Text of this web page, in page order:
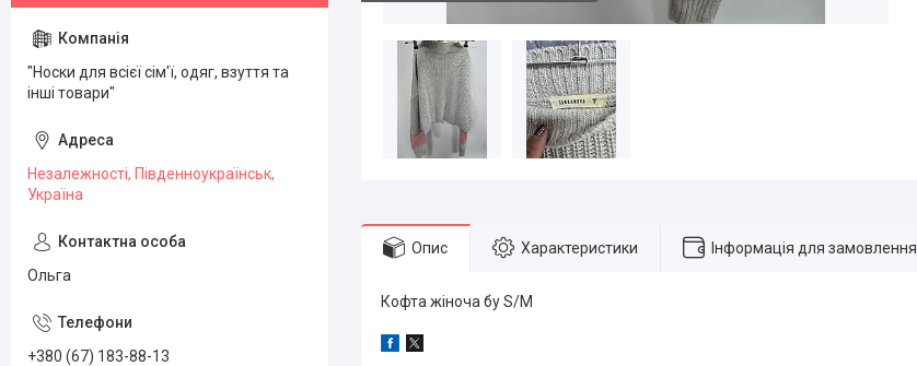
Опис Характеристики Інформація для замовлення
Кофта жіноча бу S/M
"Носки для всієї сім'ї, одяг, взуття та
інші товари"
Незалежності, Південноукраїнськ,
Україна
Ольга
+380 (67) 183-88-13